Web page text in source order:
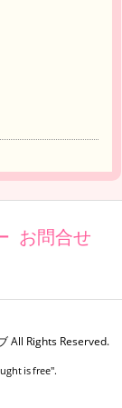
お問合せ
All Rights Reserved.
is free".